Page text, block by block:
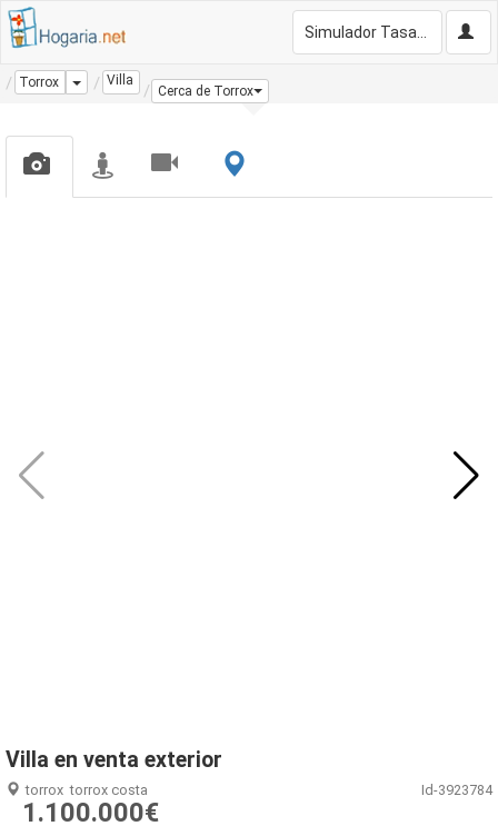
Torrox Dropdown
Villa
Cerca de Torrox
Villa en venta exterior
torrox torrox costa Id-3923784
1.100.000€